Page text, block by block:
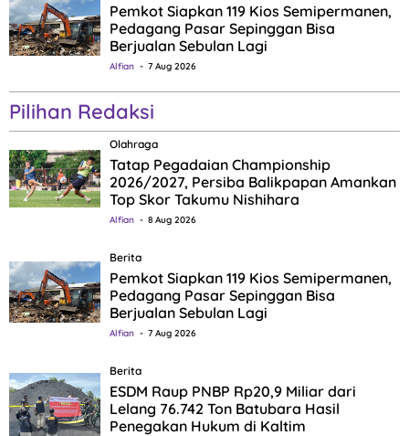
Pemkot Siapkan 119 Kios Semipermanen,
Pedagang Pasar Sepinggan Bisa
Berjualan Sebulan Lagi
Alfian 7 Aug 2026
Pilihan Redaksi
Olahraga
Tatap Pegadaian Championship
2026/2027, Persiba Balikpapan Amankan
Top Skor Takumu Nishihara
Alfian 8 Aug 2026
Berita
Pemkot Siapkan 119 Kios Semipermanen,
Pedagang Pasar Sepinggan Bisa
Berjualan Sebulan Lagi
Alfian 7 Aug 2026
Berita
ESDM Raup PNBP Rp20,9 Miliar dari
Lelang 76.742 Ton Batubara Hasil
Penegakan Hukum di Kaltim